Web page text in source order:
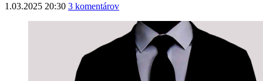
1.03.2025 20:30 3 komentárov